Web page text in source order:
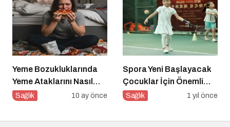
Yeme Bozukluklarında
Yeme Ataklarını Nasıl
Engellerim?
Sağlık 10 ay önce
Spora Yeni Başlayacak
Çocuklar İçin Önemli
Adımlar
Sağlık 1 yıl önce